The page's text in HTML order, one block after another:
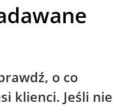
o co
klienci. Jeśli nie